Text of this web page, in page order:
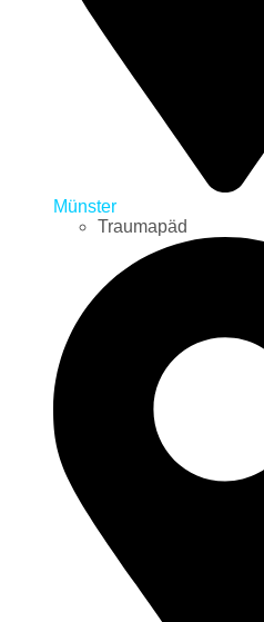
Münster
Traumapäd